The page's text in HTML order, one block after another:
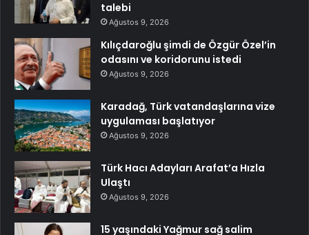
talebi
Ağustos 9, 2026
Kılıçdaroğlu şimdi de Özgür Özel’in
odasını ve koridorunu istedi
Ağustos 9, 2026
Karadağ, Türk vatandaşlarına vize
uygulaması başlatıyor
Ağustos 9, 2026
Türk Hacı Adayları Arafat’a Hızla
Ulaştı
Ağustos 9, 2026
15 yaşındaki Yağmur sağ salim